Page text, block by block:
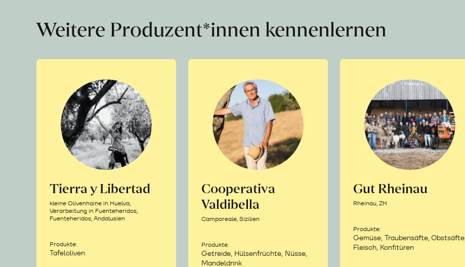
Weitere Produzent*innen kennenlernen
Tierra y Libertad
kleine Olivenhaine in Huelva,
Verarbeitung in Fuenteheridos,
Fuenteheridos, Andalusien
Produkte:
Tafeloliven
Cooperativa
Valdibella
Camporeale, Sizilien
Produkte:
Getreide, Hülsenfrüchte, Nüsse,
Mandeldrink
Gut Rheinau
Rheinau, ZH
Produkte:
Gemüse, Traubensäfte, Obstsäfte,
Fleisch, Konfitüren